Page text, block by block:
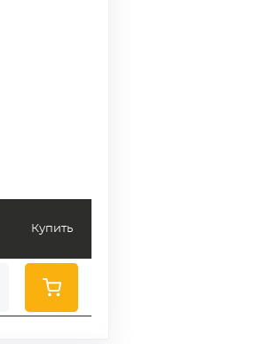
Купить